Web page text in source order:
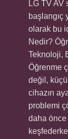
LG TV AV
başlangıç
olarak bu
Nedir?
Teknoloji,
Öğrenme
değil,
cihazın
problemi
daha önce